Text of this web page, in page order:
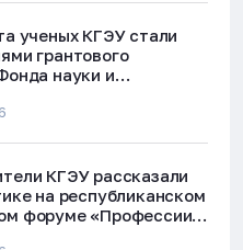
ученых КГЭУ стали
грантового
науки и
КГЭУ рассказали
на республиканском
форуме «Профессии